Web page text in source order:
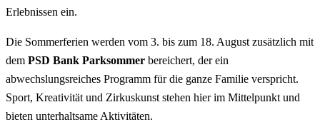
Erlebnissen ein.
Die Sommerferien werden vom 3. bis zum 18. August zusätzlich mit
dem PSD Bank Parksommer bereichert, der ein
abwechslungsreiches Programm für die ganze Familie verspricht.
Sport, Kreativität und Zirkuskunst stehen hier im Mittelpunkt und
bieten unterhaltsame Aktivitäten.